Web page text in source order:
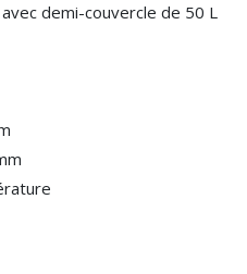
demi-couvercle de 50 L